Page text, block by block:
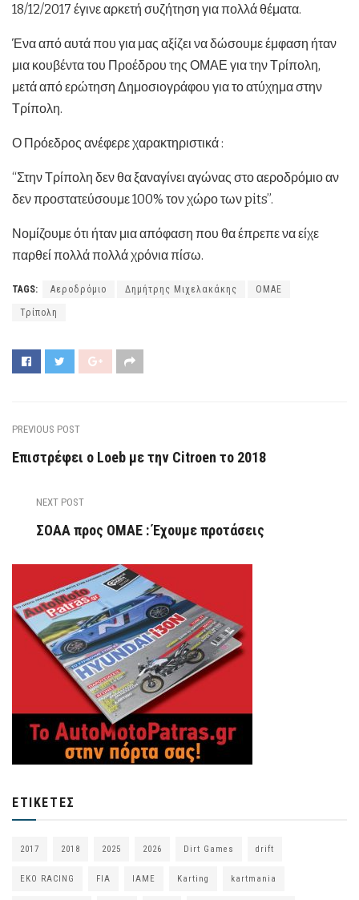
18/12/2017 έγινε αρκετή συζήτηση για πολλά θέματα.
Ένα από αυτά που για μας αξίζει να δώσουμε έμφαση ήταν
μια κουβέντα του Προέδρου της ΟΜΑΕ για την Τρίπολη,
μετά από ερώτηση Δημοσιογράφου για το ατύχημα στην
Τρίπολη.
Ο Πρόεδρος ανέφερε χαρακτηριστικά :
“Στην Τρίπολη δεν θα ξαναγίνει αγώνας στο αεροδρόμιο αν
δεν προστατεύσουμε 100% τον χώρο των pits”.
Νομίζουμε ότι ήταν μια απόφαση που θα έπρεπε να είχε
παρθεί πολλά πολλά χρόνια πίσω.
TAGS: Αεροδρόμιο Δημήτρης Μιχελακάκης ΟΜΑΕ
Τρίπολη
PREVIOUS POST
Επιστρέφει ο Loeb με την Citroen το 2018
NEXT POST
ΣΟΑΑ προς ΟΜΑΕ : Έχουμε προτάσεις
ΕΤΙΚΈΤΕΣ
2017 2018 2025 2026 Dirt Games drift
EKO RACING FIA IAME Karting kartmania